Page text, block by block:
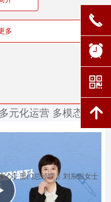
多
心】部门总经理 | 刘东影女士
多元化运营 多模态交互
Play
끅
뀥
낃
녕